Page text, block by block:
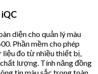
diện cho quản lý màu
Phần mềm cho phép
liệu đo từ nhiều thiết bị,
lượng. Tính năng đồng